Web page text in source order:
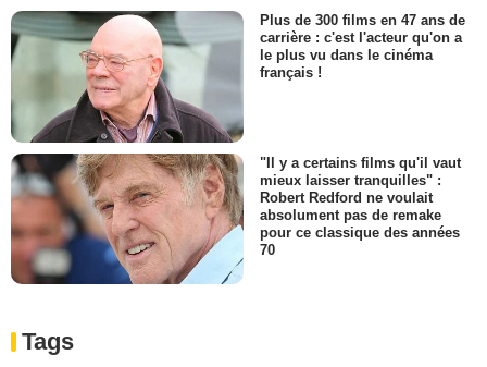
Plus de 300 films en 47 ans de
carrière : c'est l'acteur qu'on a
le plus vu dans le cinéma
français !
"Il y a certains films qu'il vaut
mieux laisser tranquilles" :
Robert Redford ne voulait
absolument pas de remake
pour ce classique des années
70
Tags